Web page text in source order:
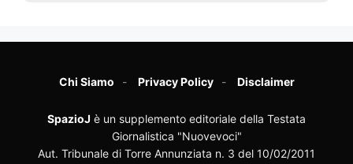
Chi Siamo Privacy Policy Disclaimer
SpazioJ è un supplemento editoriale della Testata
Giornalistica "Nuovevoci"
Aut. Tribunale di Torre Annunziata n. 3 del 10/02/2011